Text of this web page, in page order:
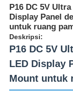
P16 DC 5V
Display Panel
untuk ruang
Deskripsi:
P16 DC 5V
LED Display
Mount untuk